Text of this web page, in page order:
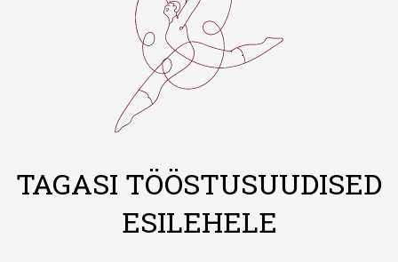
TAGASI TÖÖSTUSUUDISED
ESILEHELE